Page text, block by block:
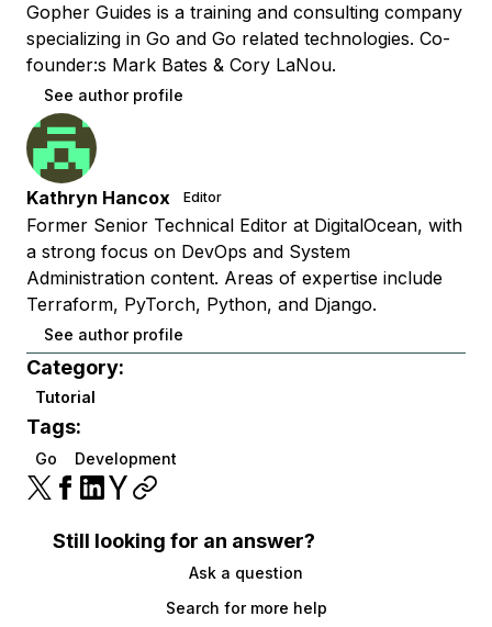
Gopher Guides is a training and consulting company
specializing in Go and Go related technologies. Co-
founder:s Mark Bates & Cory LaNou.
See author profile
Kathryn Hancox Editor
Former Senior Technical Editor at DigitalOcean, with
a strong focus on DevOps and System
Administration content. Areas of expertise include
Terraform, PyTorch, Python, and Django.
See author profile
Category:
Tutorial
Tags:
Go Development
Still looking for an answer?
Ask a question
Search for more help